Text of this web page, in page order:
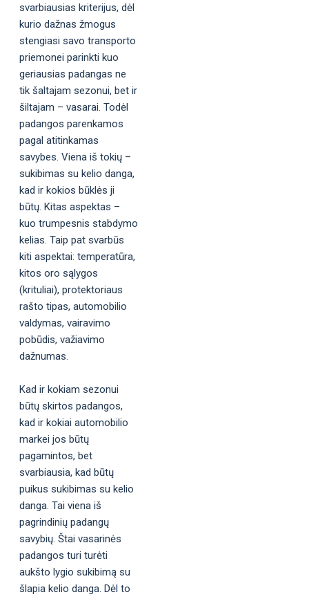
svarbiausias kriterijus, dėl
kurio dažnas žmogus
stengiasi savo transporto
priemonei parinkti kuo
geriausias padangas ne
tik šaltajam sezonui, bet ir
šiltajam – vasarai. Todėl
padangos parenkamos
pagal atitinkamas
savybes. Viena iš tokių –
sukibimas su kelio danga,
kad ir kokios būklės ji
būtų. Kitas aspektas –
kuo trumpesnis stabdymo
kelias. Taip pat svarbūs
kiti aspektai: temperatūra,
kitos oro sąlygos
(krituliai), protektoriaus
rašto tipas, automobilio
valdymas, vairavimo
pobūdis, važiavimo
dažnumas.
Kad ir kokiam sezonui
būtų skirtos padangos,
kad ir kokiai automobilio
markei jos būtų
pagamintos, bet
svarbiausia, kad būtų
puikus sukibimas su kelio
danga. Tai viena iš
pagrindinių padangų
savybių. Štai vasarinės
padangos turi turėti
aukšto lygio sukibimą su
šlapia kelio danga. Dėl to